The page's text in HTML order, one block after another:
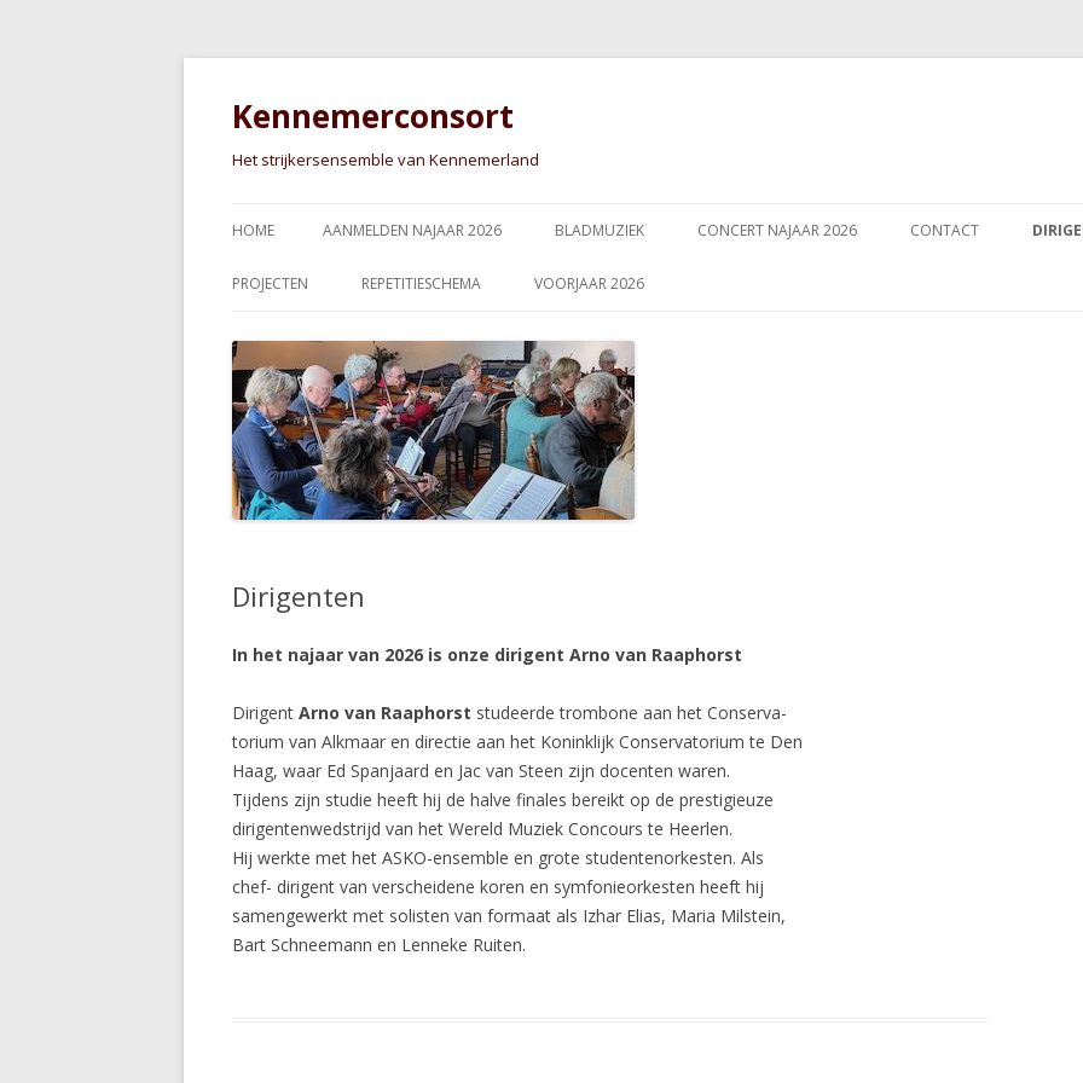
Kennemerconsort
Het strijkersensemble van Kennemerland
naar
HOME AANMELDEN NAJAAR 2026 BLADMUZIEK CONCERT NAJAAR 2026 CONTACT
PROJECTEN REPETITIESCHEMA VOORJAAR 2026
Dirigenten
In het najaar van 2026 is onze dirigent Arno van Raaphorst
Dirigent Arno van Raaphorst studeerde trombone aan het Conserva-
torium van Alkmaar en directie aan het Koninklijk Conservatorium te Den
Haag, waar Ed Spanjaard en Jac van Steen zijn docenten waren.
Tijdens zijn studie heeft hij de halve finales bereikt op de prestigieuze
dirigentenwedstrijd van het Wereld Muziek Concours te Heerlen.
Hij werkte met het ASKO-ensemble en grote studentenorkesten. Als
chef- dirigent van verscheidene koren en symfonieorkesten heeft hij
samengewerkt met solisten van formaat als Izhar Elias, Maria Milstein,
Bart Schneemann en Lenneke Ruiten.